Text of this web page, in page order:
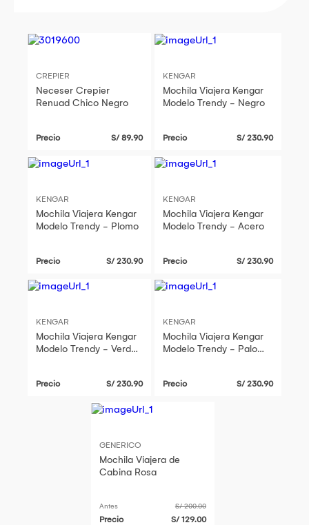
CREPIER
Neceser Crepier
Renuad Chico Negro
Precio S/ 89.90
KENGAR
Mochila Viajera Kengar
Modelo Trendy - Negro
Precio S/ 230.90
KENGAR
Mochila Viajera Kengar
Modelo Trendy - Plomo
Precio S/ 230.90
KENGAR
Mochila Viajera Kengar
Modelo Trendy - Acero
Precio S/ 230.90
KENGAR
Mochila Viajera Kengar
Modelo Trendy - Verde
Precio S/ 230.90
KENGAR
Mochila Viajera Kengar
Modelo Trendy - Palo
Precio S/ 230.90
GENERICO
Mochila Viajera de
Cabina Rosa
Antes S/ 200.00
Precio S/ 129.00